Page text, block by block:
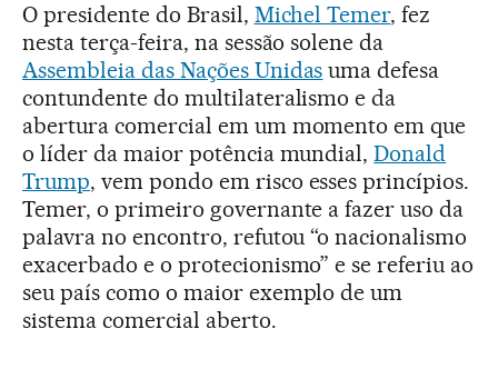
O presidente do Brasil, Michel Temer, fez
nesta terça-feira, na sessão solene da
Assembleia das Nações Unidas uma defesa
contundente do multilateralismo e da
abertura comercial em um momento em que
o líder da maior potência mundial,Donald
Trump, vem pondo em risco esses princípios.
Temer, o primeiro governante a fazer uso da
palavra no encontro, refutou “o nacionalismo
exacerbado e o protecionismo” e se referiu ao
seu país como o maior exemplo de um
sistema comercial aberto.